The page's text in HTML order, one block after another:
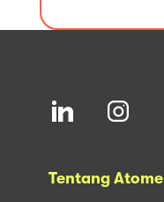
Tentang Atome